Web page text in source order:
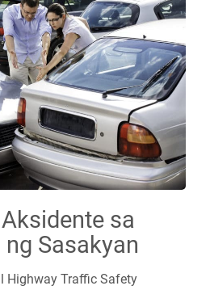
sa
Sasakyan
Highway Traffic Safety